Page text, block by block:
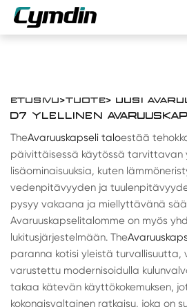
ETUSIVU>TUOTE> UUSI
D7 YLELLINEN
TheAvaruuskapseli taloestää
päivittäisessä käytössä tarvittavan
lisäominaisuuksia, kuten
vedenpitävyyden ja
pysyy vakaana ja miellyttävänä
Avaruuskapselitalomme on myös
lukitusjärjestelmään. The
paranna kotisi yleistä turvallisuutta,
varustettu modernisoidulla
takaa kätevän käyttökokemuksen,
kokonaisvaltainen ratkaisu, joka on